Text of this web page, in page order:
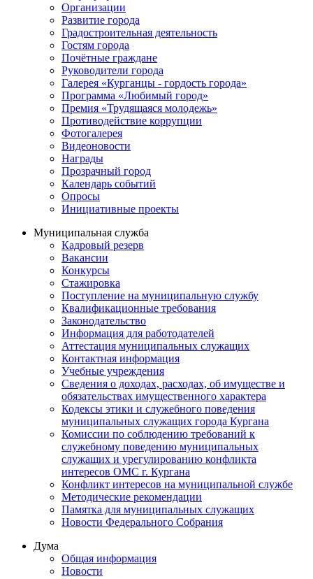
Организации
Развитие города
Градостроительная деятельность
Гостям города
Почётные граждане
Руководители города
Галерея «Курганцы - гордость города»
Программа «Любимый город»
Премия «Трудящаяся молодежь»
Противодействие коррупции
Фотогалерея
Видеоновости
Награды
Прозрачный город
Календарь событий
Опросы
Инициативные проекты
Муниципальная служба
Кадровый резерв
Вакансии
Конкурсы
Стажировка
Поступление на муниципальную службу
Квалификационные требования
Законодательство
Информация для работодателей
Аттестация муниципальных служащих
Контактная информация
Учебные учреждения
Сведения о доходах, расходах, об имуществе и
обязательствах имущественного характера
Кодексы этики и служебного поведения
муниципальных служащих города Кургана
Комиссии по соблюдению требований к
служебному поведению муниципальных
служащих и урегулированию конфликта
интересов ОМС г. Кургана
Конфликт интересов на муниципальной службе
Методические рекомендации
Памятка для муниципальных служащих
Новости Федерального Cобрания
Дума
Общая информация
Новости